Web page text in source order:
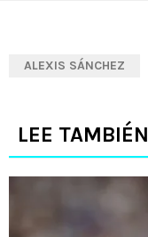
ALEXIS SÁNCHEZ
LEE TAMBIÉN